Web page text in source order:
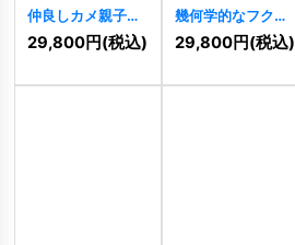
仲良しカメ親子の
ロゴ[11329]
29,800円(税込)
幾何学的なフクロ
ウの知性ロゴ
11513
29,800円(税込)